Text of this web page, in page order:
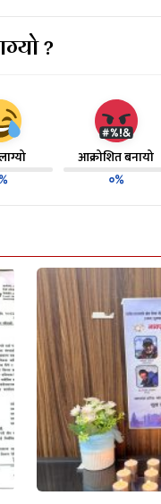
?
आक्रोशित बनायो
०%